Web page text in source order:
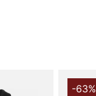
-63%